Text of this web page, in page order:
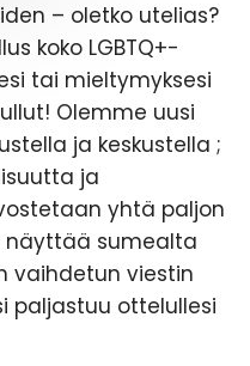
– oletko utelias?
koko LGBTQ+-
tai mieltymyksesi
Olemme uusi
ja keskustella ;
ja
yhtä paljon
näyttää sumealta
vaihdetun viestin
paljastuu ottelullesi